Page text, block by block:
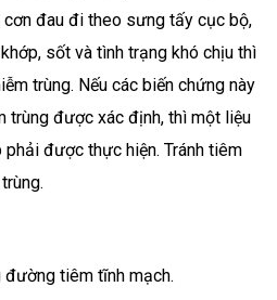
cơn đau đi theo sưng tấy cục bộ,
sốt và tình trạng khó chịu thì
trùng. Nếu các biến chứng này
trùng được xác định, thì một liệu
được thực hiện. Tránh tiêm
tiêm tĩnh mạch.